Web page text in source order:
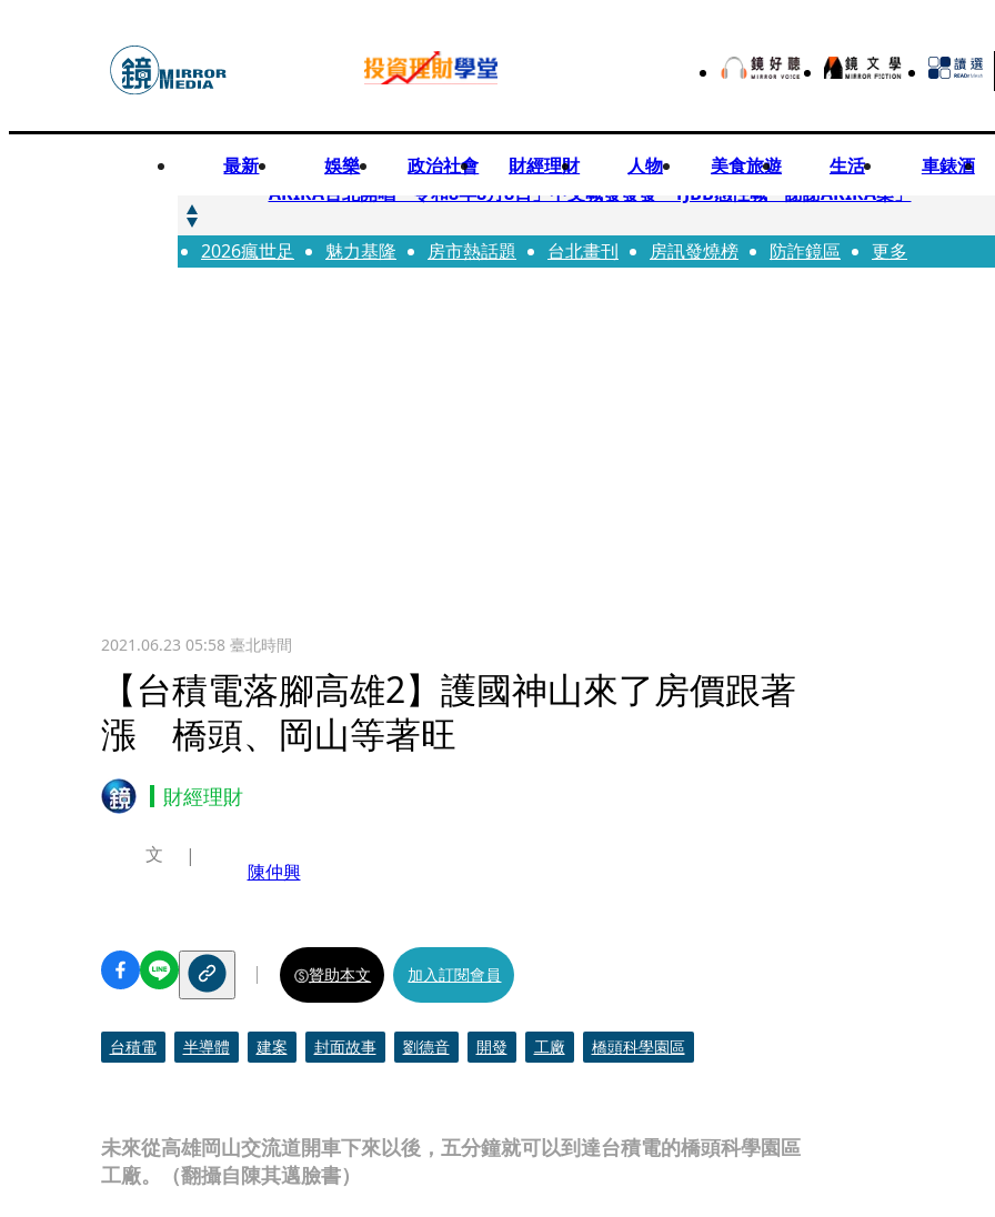
最新 娛樂 政治社會 財經理財 人物 美食旅遊 生活 車錶酒
快訊
AKIRA台北開唱「令和8年8月8日」中文喊發發發 TJBB感性喊「謝謝AKIRA桑」
快訊
台灣新冠期間沒疫苗可打？ 律師列3款嗆：陳時中唯一擋的叫科興
2026瘋世足 魅力基隆 房市熱話題 台北畫刊 房訊發燒榜 防詐鏡區 更多
2021.06.23 05:58臺北時間
【台積電落腳高雄2】護國神山來了房價跟著
漲 橋頭、岡山等著旺
財經理財
未來從高雄岡山交流道開車下來以後，五分鐘就可以到達台積電的橋頭科學園區
工廠。（翻攝自陳其邁臉書）
文
陳仲興
贊助本文 加入訂閱會員
台積電 半導體 建案 封面故事 劉德音 開發 工廠 橋頭科學園區